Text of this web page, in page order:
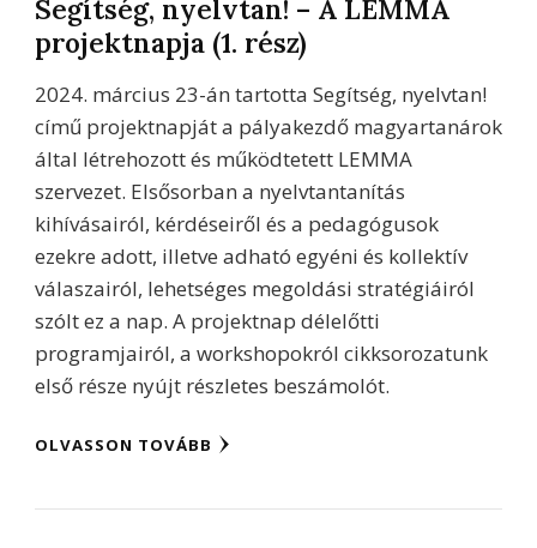
Segítség, nyelvtan! – A LEMMA
projektnapja (1. rész)
2024. március 23-án tartotta Segítség, nyelvtan!
című projektnapját a pályakezdő magyartanárok
által létrehozott és működtetett LEMMA
szervezet. Elsősorban a nyelvtantanítás
kihívásairól, kérdéseiről és a pedagógusok
ezekre adott, illetve adható egyéni és kollektív
válaszairól, lehetséges megoldási stratégiáiról
szólt ez a nap. A projektnap délelőtti
programjairól, a workshopokról cikksorozatunk
első része nyújt részletes beszámolót.
OLVASSON TOVÁBB